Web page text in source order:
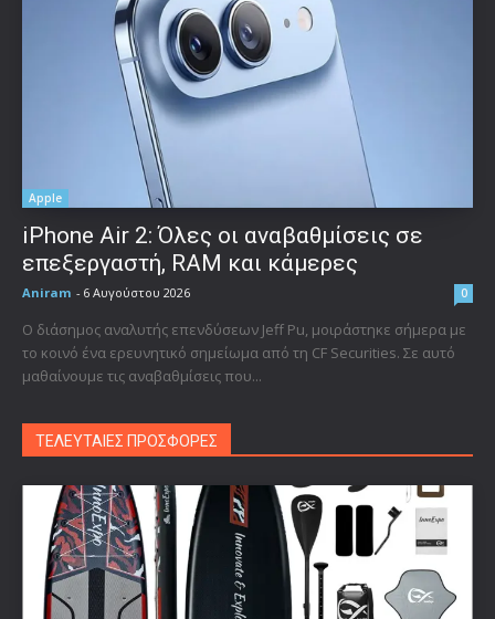
Apple
iPhone Air 2: Όλες οι αναβαθμίσεις σε
επεξεργαστή, RAM και κάμερες
Aniram - 6 Αυγούστου 2026 0
Ο διάσημος αναλυτής επενδύσεων Jeff Pu, μοιράστηκε σήμερα με
το κοινό ένα ερευνητικό σημείωμα από τη CF Securities. Σε αυτό
μαθαίνουμε τις αναβαθμίσεις που...
ΤΕΛΕΥΤΑΙΕΣ ΠΡΟΣΦΟΡΕΣ